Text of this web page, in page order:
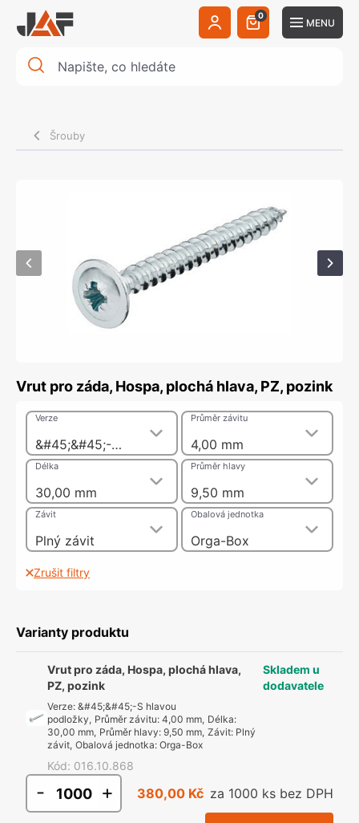
0
MENU
Šrouby
Vrut pro záda, Hospa, plochá hlava, PZ, pozink
&#45;&#45;-S hlavou podložky
Verze
4,00 mm
Průměr závitu
30,00 mm
Délka
9,50 mm
Průměr hlavy
Plný závit
Závit
Orga-Box
Obalová jednotka
Zrušit filtry
Varianty produktu
Vrut pro záda, Hospa, plochá hlava,
PZ, pozink
Verze:&#45;&#45;-S hlavou
podložky, Průměr závitu:4,00 mm, Délka:
30,00 mm, Průměr hlavy:9,50 mm, Závit: Plný
závit, Obalová jednotka:Orga-Box
Kód: 016.10.868
Skladem u
dodavatele
- + 380,00 Kč za 1000 ks bez DPH